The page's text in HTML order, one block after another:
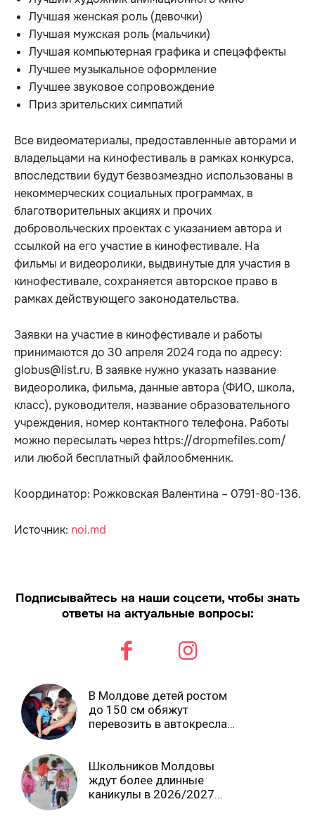
Лучшая женская роль (девочки)
Лучшая мужская роль (мальчики)
Лучшая компьютерная графика и спецэффекты
Лучшее музыкальное оформление
Лучшее звуковое сопровождение
Приз зрительских симпатий
Все видеоматериалы, предоставленные авторами и
владельцами на кинофестиваль в рамках конкурса,
впоследствии будут безвозмездно использованы в
некоммерческих социальных программах, в
благотворительных акциях и прочих
добровольческих проектах с указанием автора и
ссылкой на его участие в кинофестивале. На
фильмы и видеоролики, выдвинутые для участия в
кинофестивале, сохраняется авторское право в
рамках действующего законодательства.
Заявки на участие в кинофестивале и работы
принимаются до 30 апреля 2024 года по адресу:
globus@list.ru. В заявке нужно указать название
видеоролика, фильма, данные автора (ФИО, школа,
класс), руководителя, название образовательного
учреждения, номер контактного телефона. Работы
можно пересылать через https://dropmefiles.com/
или любой бесплатный файлообменник.
Координатор: Рожковская Валентина – 0791-80-136.
Источник: noi.md
Подписывайтесь на наши соцсети, чтобы знать
ответы на актуальные вопросы:
В Молдове детей ростом
до 150 см обяжут
перевозить в автокреслах
Школьников Молдовы
ждут более длинные
каникулы в 2026/2027